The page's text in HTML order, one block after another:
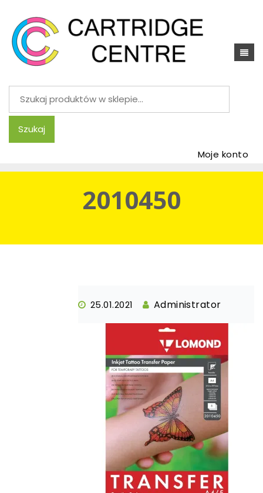
Szukaj:
Szukaj
Moje konto
2010450
25.01.2021 Administrator